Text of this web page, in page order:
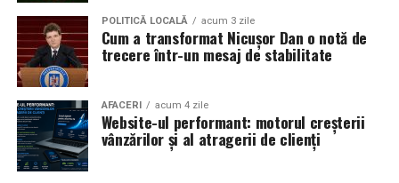
POLITICĂ LOCALĂ acum 3 zile
Cum a transformat Nicușor Dan o notă de
trecere într-un mesaj de stabilitate
AFACERI acum 4 zile
Website-ul performant: motorul creșterii
vânzărilor și al atragerii de clienți